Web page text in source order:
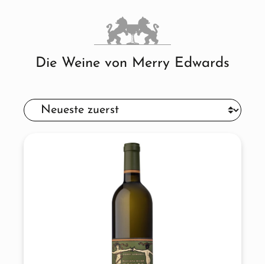
Die Weine von Merry Edwards